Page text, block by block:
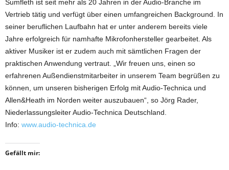
Sumfleth ist seit mehr als 20 Jahren in der Audio-Branche im
Vertrieb tätig und verfügt über einen umfangreichen Background. In
seiner beruflichen Laufbahn hat er unter anderem bereits viele
Jahre erfolgreich für namhafte Mikrofonhersteller gearbeitet. Als
aktiver Musiker ist er zudem auch mit sämtlichen Fragen der
praktischen Anwendung vertraut. „Wir freuen uns, einen so
erfahrenen Außendienstmitarbeiter in unserem Team begrüßen zu
können, um unseren bisherigen Erfolg mit Audio-Technica und
Allen&Heath im Norden weiter auszubauen“, so Jörg Rader,
Niederlassungsleiter Audio-Technica Deutschland.
Info: www.audio-technica.de
Gefällt mir: